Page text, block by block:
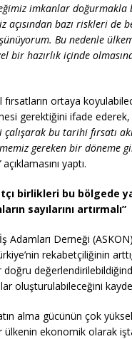
imkanlar doğurmakla
açısından bazı riskleri de
Bu nedenle
bir hazırlık içinde
fırsatların ortaya
gerektiğini ifade ederek,
bu tarihi fırsatı
gereken bir döneme
açıklamasını yaptı.
birlikleri bu bölgede
sayılarını artırmalı”
Adamları Derneği
rekabetçiliğinin
doğru
oluşturulabileceğini
alma gücünün çok
ekonomik olarak